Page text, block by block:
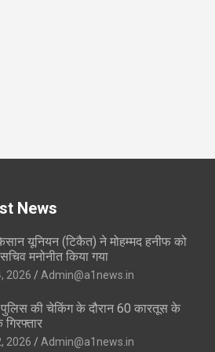
News
यूनियन (टिकैत) ने मोहम्मद हनीफ को
मनोनीत किया गया
2026 Admin@a1news.in
पुलिस की चेकिंग के दौरान 60 कारतूस के
2026 Admin@a1news.in